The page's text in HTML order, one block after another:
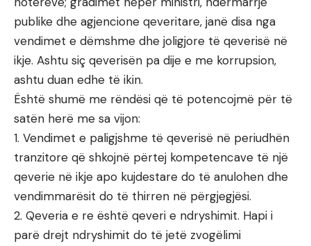
publike dhe agjencione qeveritare, janë disa nga
vendimet e dëmshme dhe joligjore të qeverisë në
ikje. Ashtu siç qeverisën pa dije e me korrupsion,
ashtu duan edhe të ikin.
Është shumë me rëndësi që të potencojmë për të
satën herë me sa vijon:
1. Vendimet e paligjshme të qeverisë në periudhën
tranzitore që shkojnë përtej kompetencave të një
qeverie në ikje apo kujdestare do të anulohen dhe
vendimmarësit do të thirren në përgjegjësi.
2. Qeveria e re është qeveri e ndryshimit. Hapi i
parë drejt ndryshimit do të jetë zvogëlimi